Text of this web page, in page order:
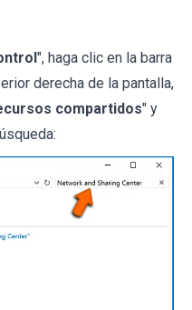
", haga clic en la barra
derecha de la pantalla,
compartidos" y